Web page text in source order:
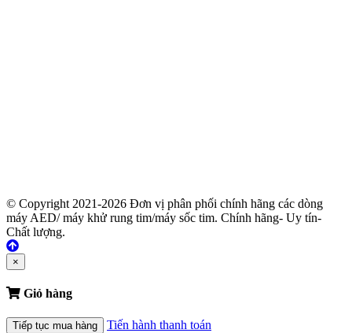
© Copyright 2021-2026 Đơn vị phân phối chính hãng các dòng
máy AED/ máy khử rung tim/máy sốc tim. Chính hãng- Uy tín-
Chất lượng.
×
Giỏ hàng
Tiếp tục mua hàng Tiến hành thanh toán